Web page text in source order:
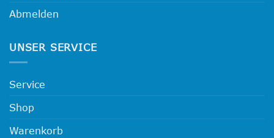
Abmelden
UNSER SERVICE
Service
Shop
Warenkorb